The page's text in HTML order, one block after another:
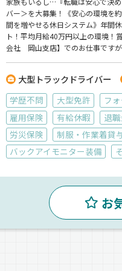
バー＞を大募集！《安心の環境を
間を増やせる休日システム》年間
ト！平均月給40万円以上の環境
会社 岡山支店】でのお仕事ですが
大型トラックドライバー
学歴不問 大型免許 フ
雇用保険
有給休暇 退
労災保険
制服・作業着貸
バックアイモニター装備
お